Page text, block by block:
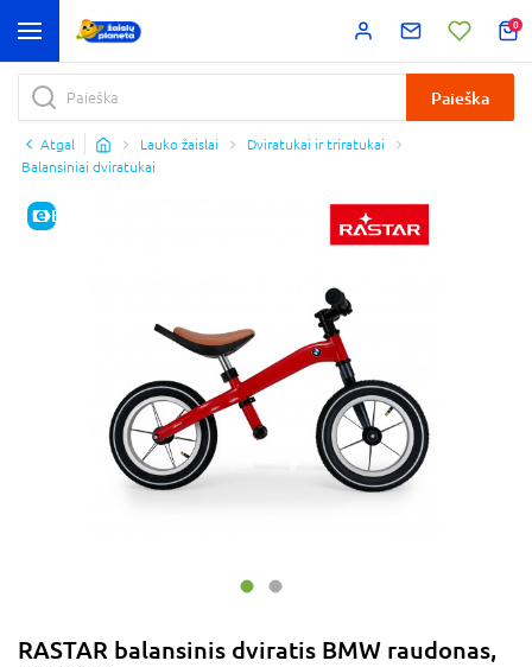
0
Paieška
Atgal Lauko žaislai
Dviratukai ir triratukai
Balansiniai dviratukai
E-KAINA
RASTAR balansinis dviratis BMW raudonas,